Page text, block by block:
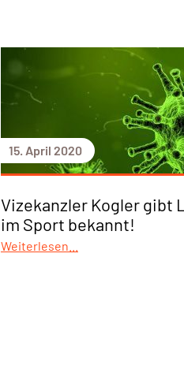
15. April 2020
Vizekanzler Kogler gibt
im Sport bekannt!
Weiterlesen...